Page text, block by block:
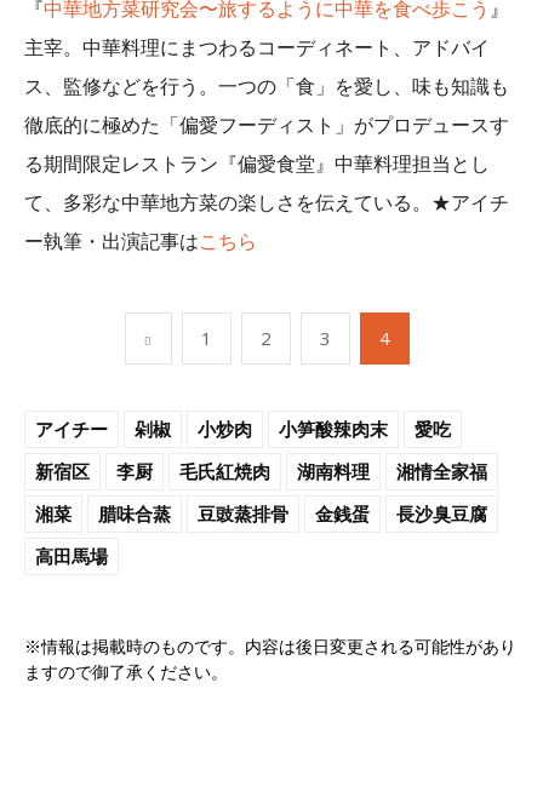
『中華地方菜研究会〜旅するように中華を食べ歩こう 』
主宰。中華料理にまつわるコーディネート、アドバイ
ス、監修などを行う。一つの「食」を愛し、味も知識も
徹底的に極めた「偏愛フーディスト」がプロデュースす
る期間限定レストラン『偏愛食堂』中華料理担当とし
て、多彩な中華地方菜の楽しさを伝えている。★アイチ
ー執筆・出演記事はこちら
1 2 3 4
アイチー 剁椒 小炒肉 小笋酸辣肉末
愛吃
新宿区
李厨 毛氏紅焼肉 湖南料理
湘情全家福
湘菜
腊味合蒸 豆豉蒸排骨 金銭蛋
長沙臭豆腐
高田馬場
※情報は掲載時のものです。内容は後日変更される可能性があり
ますので御了承ください。